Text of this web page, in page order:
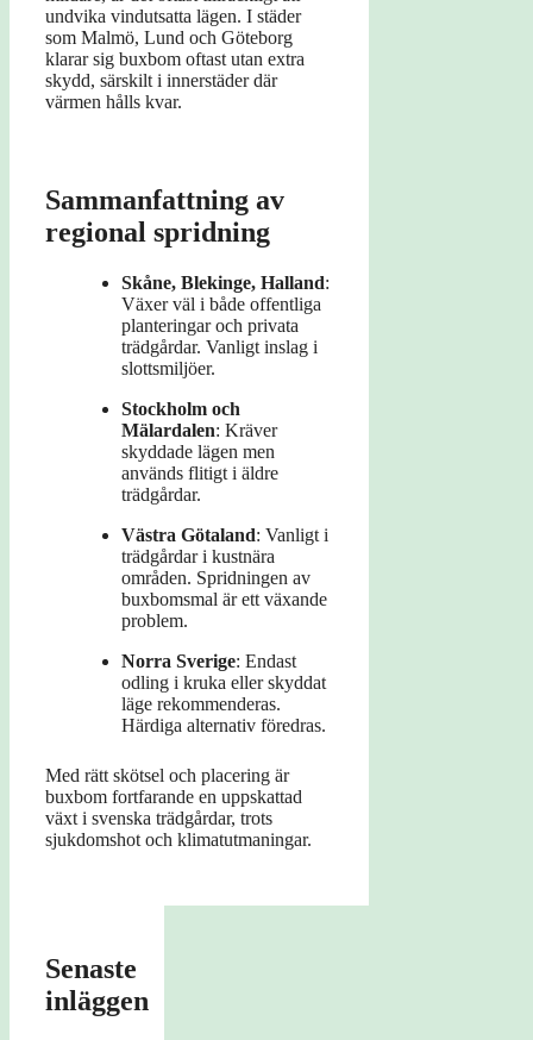
undvika vindutsatta lägen. I städer
som Malmö, Lund och Göteborg
klarar sig buxbom oftast utan extra
skydd, särskilt i innerstäder där
värmen hålls kvar.
Sammanfattning av
regional spridning
Skåne, Blekinge, Halland:
Växer väl i både offentliga
planteringar och privata
trädgårdar. Vanligt inslag i
slottsmiljöer.
Stockholm och
Mälardalen: Kräver
skyddade lägen men
används flitigt i äldre
trädgårdar.
Västra Götaland: Vanligt i
trädgårdar i kustnära
områden. Spridningen av
buxbomsmal är ett växande
problem.
Norra Sverige: Endast
odling i kruka eller skyddat
läge rekommenderas.
Härdiga alternativ föredras.
Med rätt skötsel och placering är
buxbom fortfarande en uppskattad
växt i svenska trädgårdar, trots
sjukdomshot och klimatutmaningar.
Senaste
inläggen